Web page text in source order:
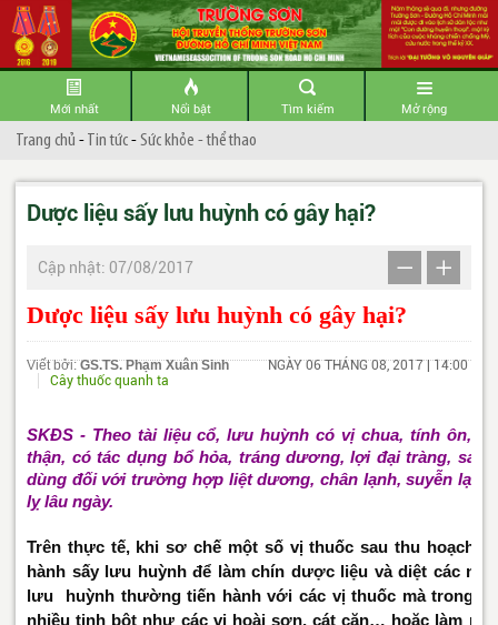
Mới nhất Nổi bật Tìm kiếm Mở rộng
Trang chủ -Tin tức-Sức khỏe - thể thao
Dược liệu sấy lưu huỳnh có gây hại?
Cập nhật: 07/08/2017
Dược liệu sấy lưu huỳnh có gây hại?
Viết bởi:GS.TS. Phạm Xuân Sinh
NGÀY 06 THÁNG 08, 2017 | 14:00
Cây thuốc quanh ta
SKĐS - Theo tài liệu cổ, lưu huỳnh có vị chua, tính ôn,
thận, có tác dụng bổ hỏa, tráng dương, lợi đại tràng, sát
dùng đối với trường hợp liệt dương, chân lạnh, suyễn
lỵ lâu ngày.
Trên thực tế, khi sơ chế một số vị thuốc sau thu hoạch,
hành sấy lưu huỳnh để làm chín dược liệu và diệt các
lưu huỳnh thường tiến hành với các vị thuốc mà trong
nhiều tinh bột như các vị hoài sơn, cát căn… hoặc làm